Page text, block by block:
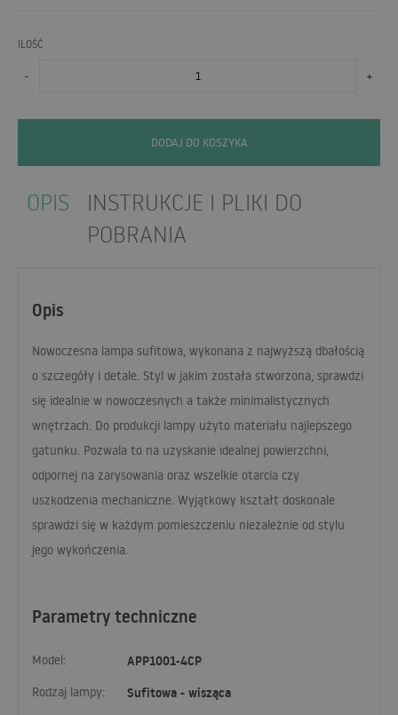
ILOŚĆ
- +
DODAJ DO KOSZYKA
OPIS
INSTRUKCJE I PLIKI DO
POBRANIA
Parametry techniczne
Model: APP1001-4CP
Rodzaj lampy: Sufitowa - wisząca
Opis
Nowoczesna lampa sufitowa, wykonana z najwyższą dbałością
o szczegóły i detale. Styl w jakim została stworzona, sprawdzi
się idealnie w nowoczesnych a także minimalistycznych
wnętrzach. Do produkcji lampy użyto materiału najlepszego
gatunku. Pozwala to na uzyskanie idealnej powierzchni,
odpornej na zarysowania oraz wszelkie otarcia czy
uszkodzenia mechaniczne. Wyjątkowy kształt doskonale
sprawdzi się w każdym pomieszczeniu niezależnie od stylu
jego wykończenia.